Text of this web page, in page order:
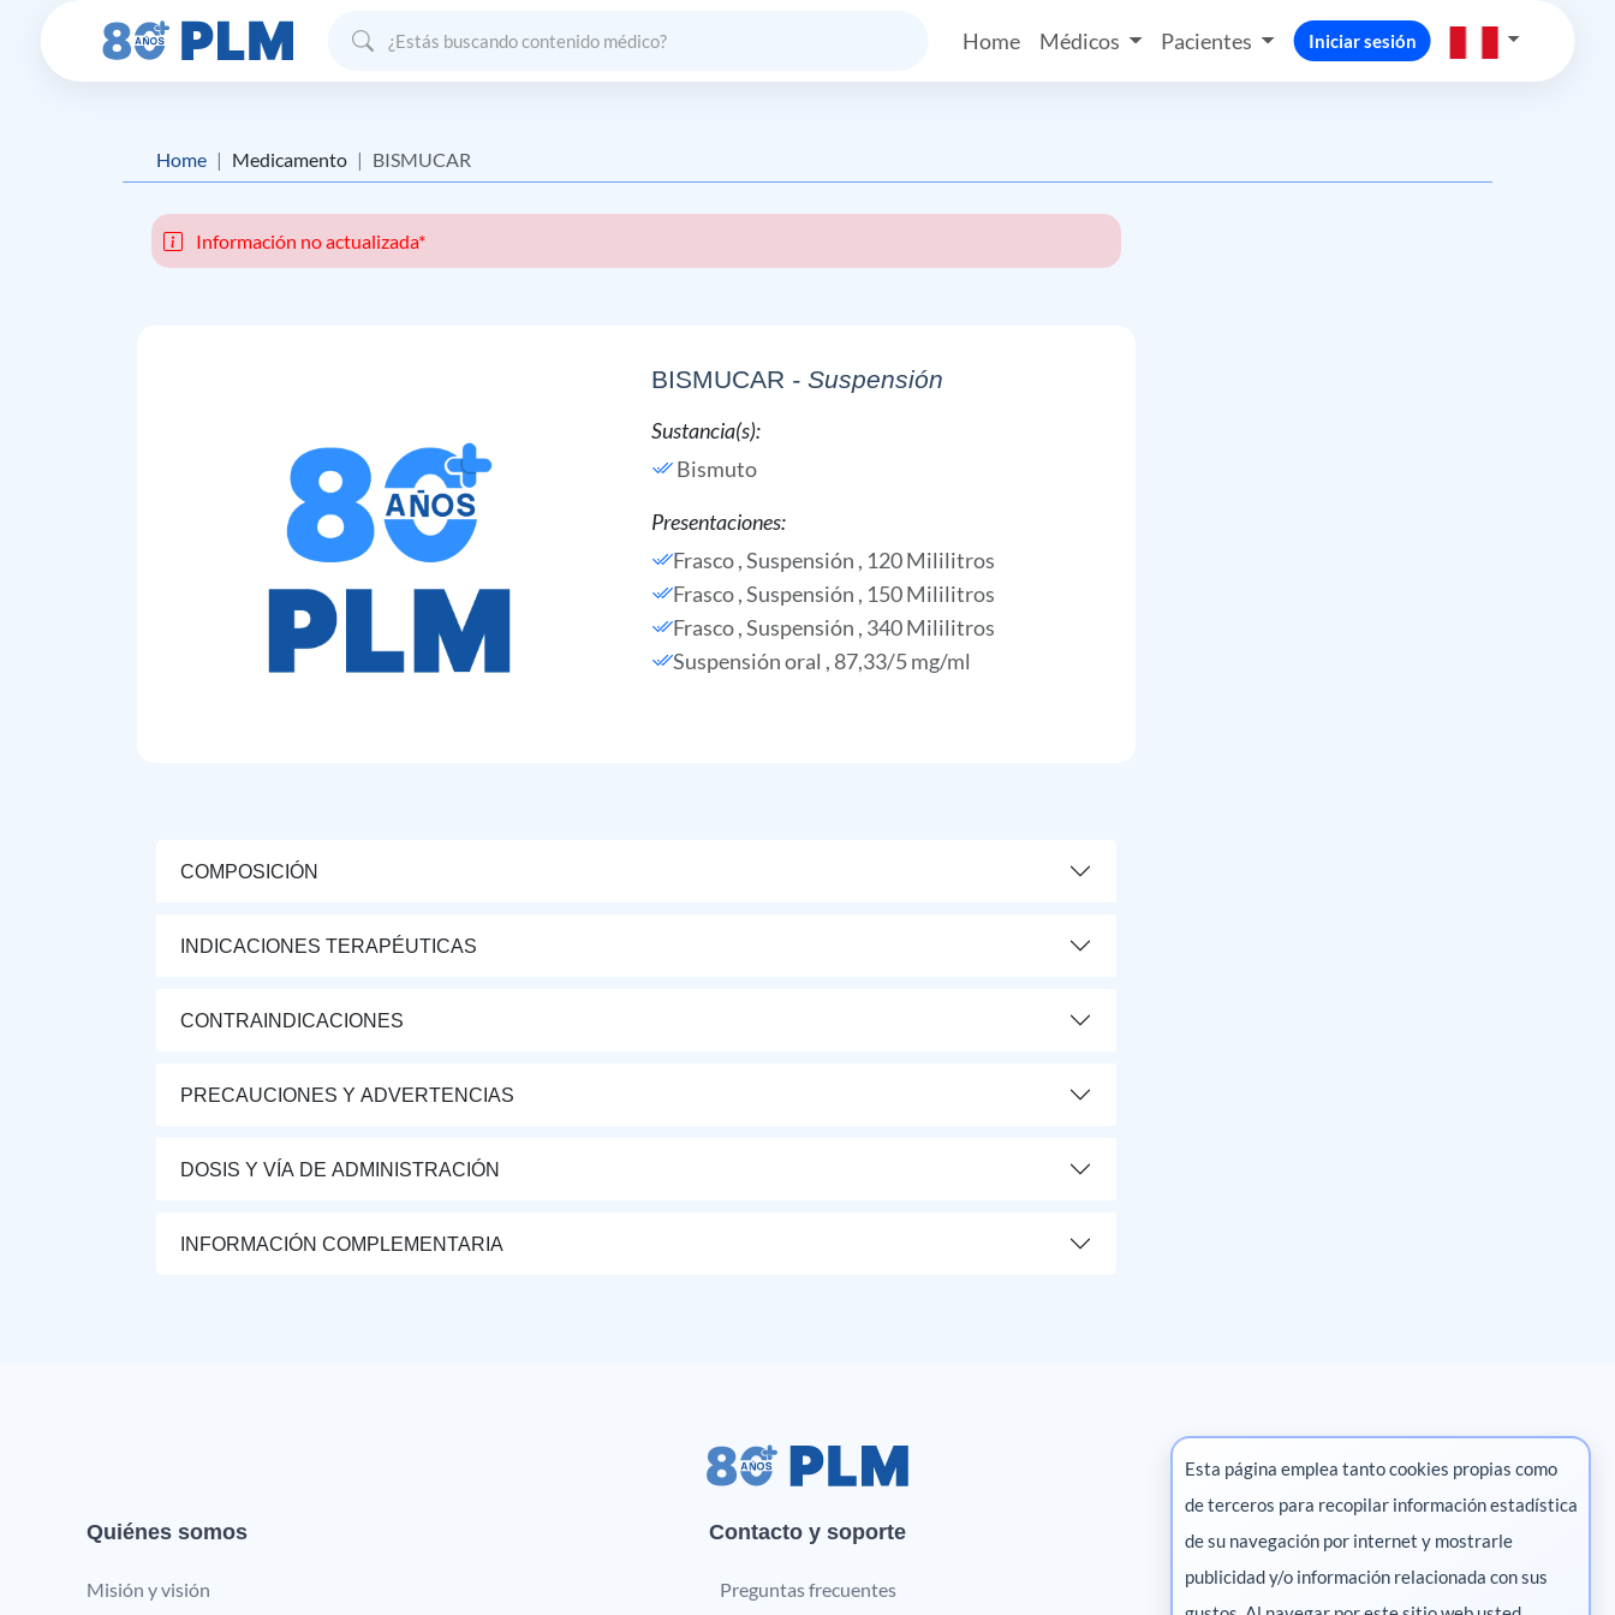
Home Médicos Pacientes Iniciar sesión
Home Medicamento BISMUCAR
Información no actualizada*
BISMUCAR - Suspensión
Sustancia(s):
Bismuto
Presentaciones:
Frasco , Suspensión , 120 Mililitros
Frasco , Suspensión , 150 Mililitros
Frasco , Suspensión , 340 Mililitros
Suspensión oral , 87,33/5 mg/ml
COMPOSICIÓN
INDICACIONES TERAPÉUTICAS
CONTRAINDICACIONES
PRECAUCIONES Y ADVERTENCIAS
DOSIS Y VÍA DE ADMINISTRACIÓN
INFORMACIÓN COMPLEMENTARIA
Quiénes somos
Misión y visión
Contacto y soporte
Preguntas frecuentes
Marketing digital
Pharma
Esta página emplea tanto cookies propias como
de terceros para recopilar información estadística
de su navegación por internet y mostrarle
publicidad y/o información relacionada con sus